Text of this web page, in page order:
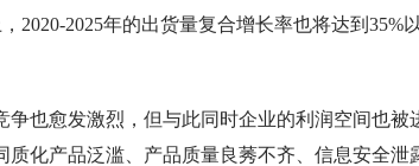
2020-2025年的出货量复合增长率也将达到35%以
也愈发激烈，但与此同时企业的利润空间也被
化产品泛滥、产品质量良莠不齐、信息安全泄